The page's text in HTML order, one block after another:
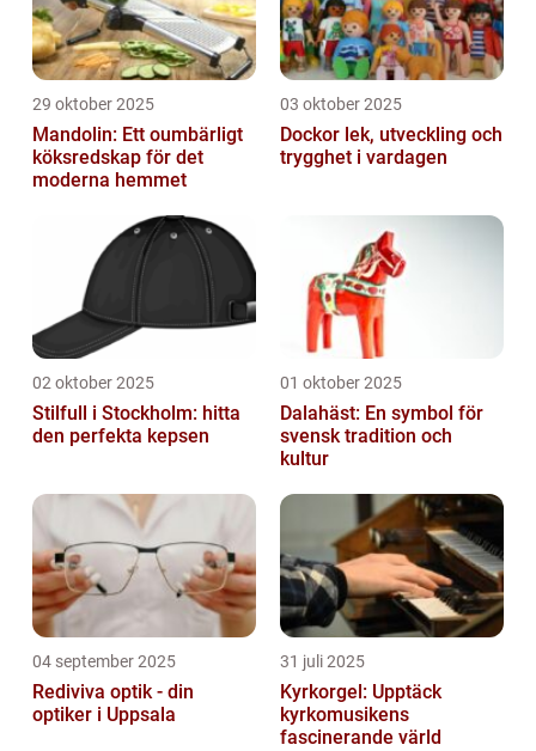
29 oktober 2025
Mandolin: Ett oumbärligt
köksredskap för det
moderna hemmet
03 oktober 2025
Dockor lek, utveckling och
trygghet i vardagen
02 oktober 2025
Stilfull i Stockholm: hitta
den perfekta kepsen
01 oktober 2025
Dalahäst: En symbol för
svensk tradition och
kultur
04 september 2025
Rediviva optik - din
optiker i Uppsala
31 juli 2025
Kyrkorgel: Upptäck
kyrkomusikens
fascinerande värld